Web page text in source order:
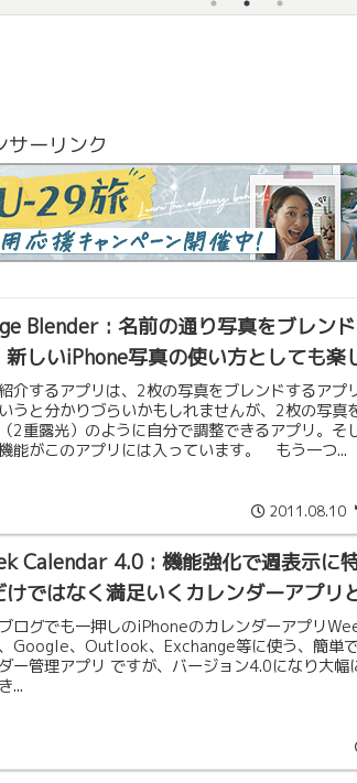
サーリンク
Blender : 名前の通り写真をブレン
新しいiPhone写真の使い方としても楽
介するアプリは、2枚の写真をブレンドするアプ
うと分かりづらいかもしれませんが、2枚の写真
2重露光）のように自分で調整できるアプリ。そ
能がこのアプリには入っています。 もう一つ...
2011.08.10
Calendar 4.0 : 機能強化で週表示に
けではなく満足いくカレンダーアプリ
ログでも一押しのiPhoneのカレンダーアプリ
Google、Outlook、Exchange等に使う、簡単
ー管理アプリ ですが、バージョン4.0になり大幅
...